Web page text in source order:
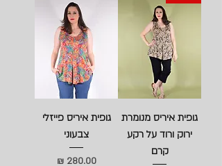
גופית איריס מנומרת
ירוק ורוד על רקע
קרם
גופית איריס פייזלי
צבעוני
מחיר‏280.00 ‏₪